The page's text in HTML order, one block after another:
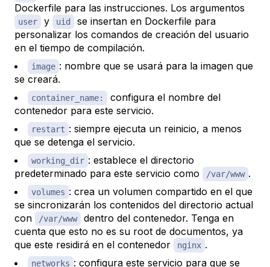
Dockerfile para las instrucciones. Los argumentos
user y uid
se insertan en Dockerfile para
personalizar los comandos de creación del usuario
en el tiempo de compilación.
image : nombre que se usará para la imagen que
se creará.
container_name:
configura el nombre del
contenedor para este servicio.
restart : siempre ejecuta un reinicio, a menos
que se detenga el servicio.
working_dir : establece el directorio
predeterminado para este servicio como
/var/www .
volumes : crea un volumen compartido en el que
se sincronizarán los contenidos del directorio actual
con
/var/www
dentro del contenedor. Tenga en
cuenta que esto no es su root de documentos, ya
que este residirá en el contenedor
nginx .
networks : configura este servicio para que se